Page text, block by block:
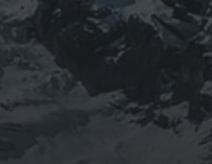
mars 2026
février 2026
décembre 2025
septembre 2024
CATÉGORIES